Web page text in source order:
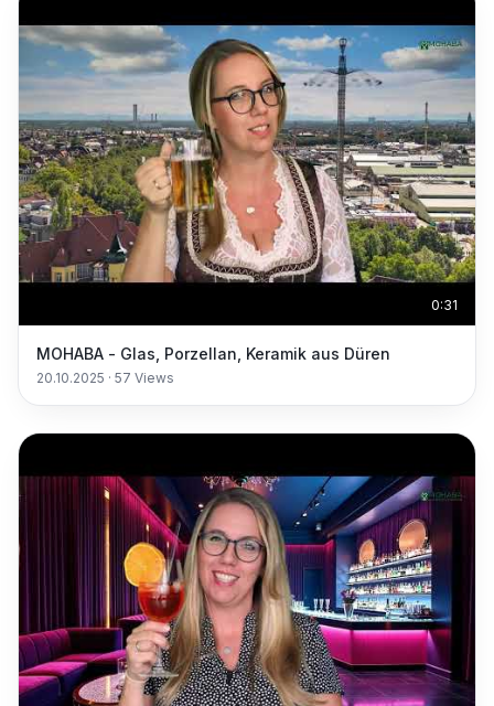
0:31
MOHABA - Glas, Porzellan, Keramik aus Düren
20.10.2025 · 57 Views